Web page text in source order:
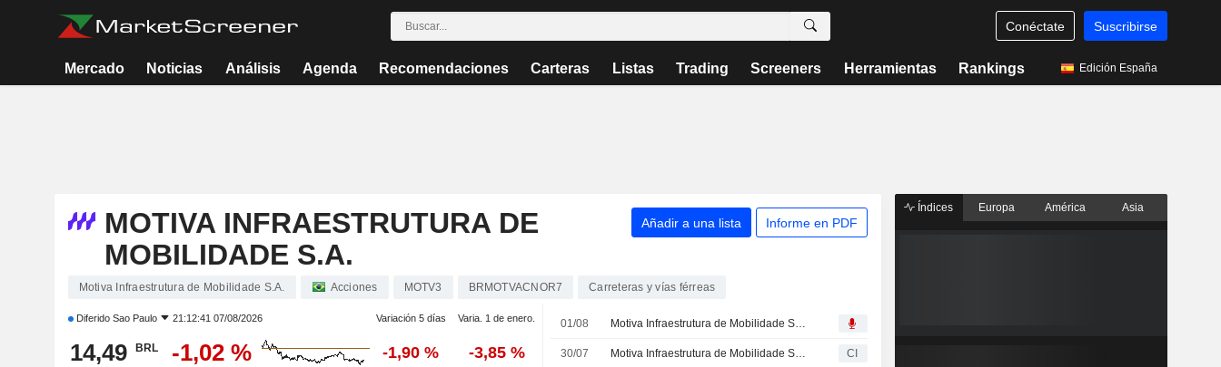
Conéctate Suscribirse
Mercado Noticias Análisis Agenda Recomendaciones Carteras Listas Trading Screeners Herramientas Rankings Edición España
MOTIVA INFRAESTRUTURA DE
MOBILIDADE S.A.
Añadir a una lista Informe en PDF
Motiva Infraestrutura de Mobilidade S.A. Acciones MOTV3 BRMOTVACNOR7 Carreteras y vías férreas
Diferido Sao Paulo 21:12:41 07/08/2026 Variación 5 días Varia. 1 de enero.
14,49 BRL -1,02 % -1,90 % -3,85 %
01/08 Motiva Infraestrutura de Mobilidade S.A., Q2 2026 Earnings Call, Jul 30, 2026
30/07 Motiva Infraestrutura de Mobilidade S.A. presenta sus resultados del segundo trimestre y del primer semestre de 2026 CI
Índices Europa América Asia